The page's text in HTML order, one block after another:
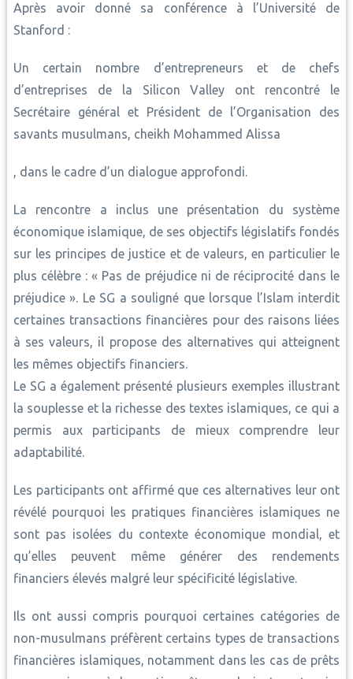
Après avoir donné sa conférence à l’Université de
Stanford :
Un certain nombre d’entrepreneurs et de chefs
d’entreprises de la Silicon Valley ont rencontré le
Secrétaire général et Président de l’Organisation des
savants musulmans, cheikh Mohammed Alissa
, dans le cadre d’un dialogue approfondi.
La rencontre a inclus une présentation du système
économique islamique, de ses objectifs législatifs fondés
sur les principes de justice et de valeurs, en particulier le
plus célèbre : « Pas de préjudice ni de réciprocité dans le
préjudice ». Le SG a souligné que lorsque l’Islam interdit
certaines transactions financières pour des raisons liées
à ses valeurs, il propose des alternatives qui atteignent
les mêmes objectifs financiers.
Le SG a également présenté plusieurs exemples illustrant
la souplesse et la richesse des textes islamiques, ce qui a
permis aux participants de mieux comprendre leur
adaptabilité.
Les participants ont affirmé que ces alternatives leur ont
révélé pourquoi les pratiques financières islamiques ne
sont pas isolées du contexte économique mondial, et
qu’elles peuvent même générer des rendements
financiers élevés malgré leur spécificité législative.
Ils ont aussi compris pourquoi certaines catégories de
non-musulmans préfèrent certains types de transactions
financières islamiques, notamment dans les cas de prêts